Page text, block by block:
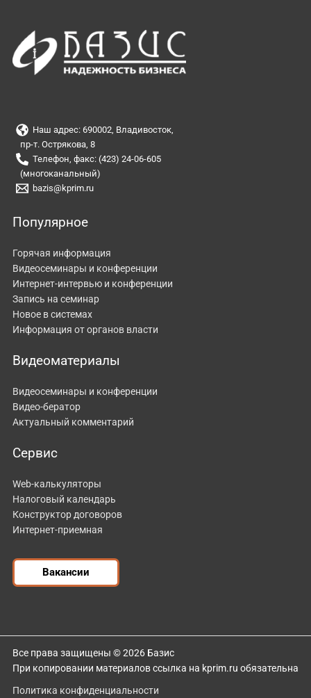
Наш адрес: 690002, Владивосток,
пр-т. Острякова, 8
Телефон, факс: (423) 24-06-605
(многоканальный)
bazis@kprim.ru
Популярное
Горячая информация
Видеосеминары и конференции
Интернет-интервью и конференции
Запись на семинар
Новое в системах
Информация от органов власти
Видеоматериалы
Видеосеминары и конференции
Видео-бератор
Актуальный комментарий
Сервис
Web-калькуляторы
Налоговый календарь
Конструктор договоров
Интернет-приемная
Вакансии
Все права защищены © 2026 Базис
При копировании материалов ссылка на kprim.ru обязательна
Политика конфиденциальности